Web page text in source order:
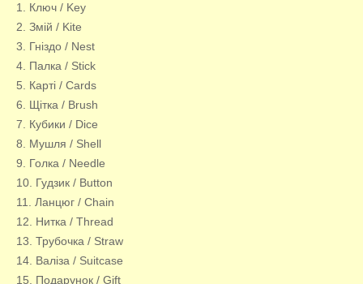
1. Ключ / Key
2. Змій / Kite
3. Гніздо / Nest
4. Палка / Stick
5. Карті / Cards
6. Щітка / Brush
7. Кубики / Dice
8. Мушля / Shell
9. Голка / Needle
10. Гудзик / Button
11. Ланцюг / Chain
12. Нитка / Thread
13. Трубочка / Straw
14. Валіза / Suitcase
15. Подарунок / Gift